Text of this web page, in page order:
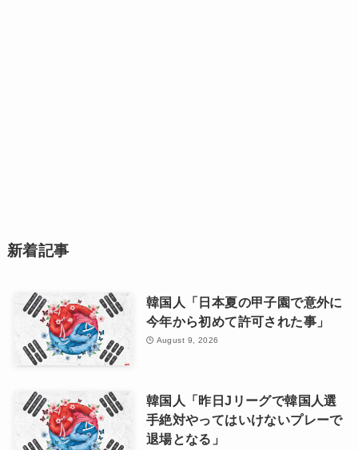
新着記事
韓国人「日本夏の甲子園で意外に
今年から初めて許可された事」
August 9, 2026
韓国人「昨日Jリーグで韓国人選
手絶対やってはいけないプレーで
退場となる」